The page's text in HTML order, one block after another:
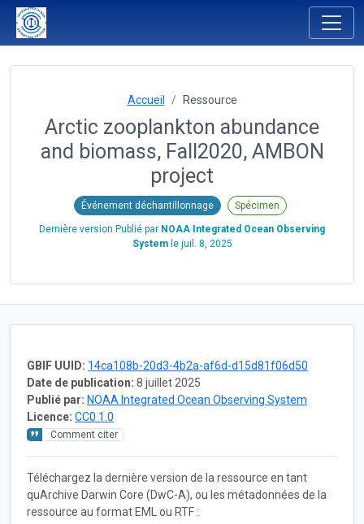
Accueil Ressource
Arctic zooplankton abundance
and biomass, Fall2020, AMBON
project
Événement déchantillonnage Spécimen
Dernière version Publié par NOAA Integrated Ocean Observing
Systemle juil. 8, 2025
GBIF UUID: 14ca108b-20d3-4b2a-af6d-d15d81f06d50
Date de publication: 8 juillet 2025
Publié par: NOAA Integrated Ocean Observing System
Licence: CC0 1.0
Comment citer
Téléchargez la dernière version de la ressource en tant
quArchive Darwin Core (DwC-A), ou les métadonnées de la
ressource au format EML ou RTF :